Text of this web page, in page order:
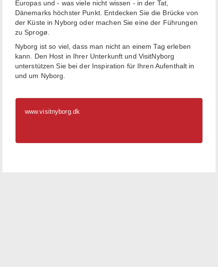
Europas und - was viele nicht wissen - in der Tat,
Dänemarks höchster Punkt. Entdecken Sie die Brücke von
der Küste in Nyborg oder machen Sie eine der Führungen
zu Sprogø.
Nyborg ist so viel, dass man nicht an einem Tag erleben
kann. Den Host in Ihrer Unterkunft und VisitNyborg
unterstützen Sie bei der Inspiration für Ihren Aufenthalt in
und um Nyborg.
www.visitnyborg.dk